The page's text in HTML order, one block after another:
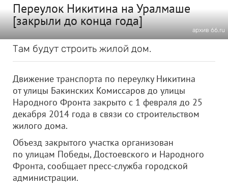
Переулок Никитина на Уралмаше
[закрыли до конца года]
архив 66.ru
Там будут строить жилой дом.
Движение транспорта по переулку Никитина
от улицы Бакинских Комиссаров до улицы
Народного Фронта закрыто с 1 февраля до 25
декабря 2014 года в связи со строительством
жилого дома.
Объезд закрытого участка организован
по улицам Победы, Достоевского и Народного
Фронта, сообщает пресс-служба городской
администрации.